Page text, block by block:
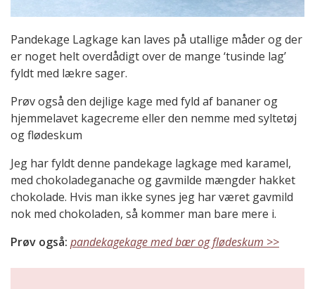
Pandekage Lagkage kan laves på utallige måder og der
er noget helt overdådigt over de mange ‘tusinde lag’
fyldt med lækre sager.
Prøv også den dejlige kage med fyld af bananer og
hjemmelavet kagecreme eller den nemme med syltetøj
og flødeskum
Jeg har fyldt denne pandekage lagkage med karamel,
med chokoladeganache og gavmilde mængder hakket
chokolade. Hvis man ikke synes jeg har været gavmild
nok med chokoladen, så kommer man bare mere i.
Prøv også: pandekagekage med bær og flødeskum >>